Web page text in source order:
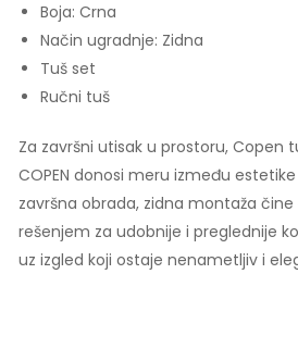
Boja: Crna
Način ugradnje: Zidna
Tuš set
Ručni tuš
Za završni utisak u prostoru, Copen
COPEN donosi meru između
završna obrada, zidna montaža
rešenjem za udobnije i preglednije
uz izgled koji ostaje nenametljiv i